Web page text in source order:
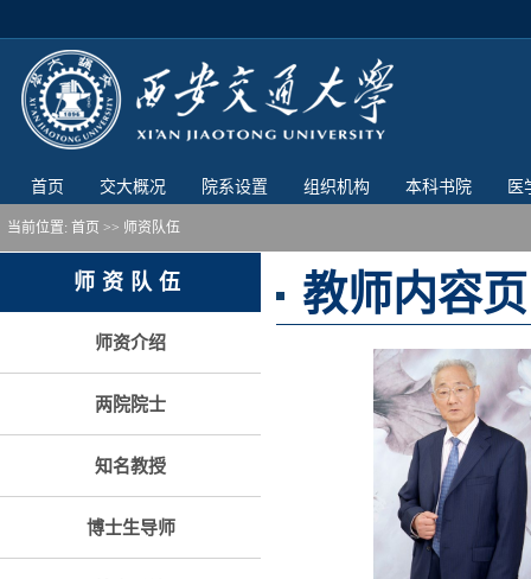
首页 交大概况 院系设置 组织机构 本科书院 医
当前位置: 首页 >> 师资队伍
师资队伍
师资介绍
两院院士
知名教授
博士生导师
教师内容页